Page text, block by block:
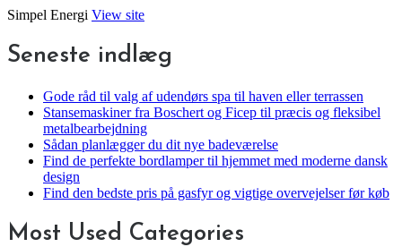
Skip
content
Simpel Energi View site
Seneste indlæg
Gode råd til valg af udendørs spa til haven eller terrassen
Stansemaskiner fra Boschert og Ficep til præcis og fleksibel
metalbearbejdning
Sådan planlægger du dit nye badeværelse
Find de perfekte bordlamper til hjemmet med moderne dansk
design
Find den bedste pris på gasfyr og vigtige overvejelser før køb
Most Used Categories